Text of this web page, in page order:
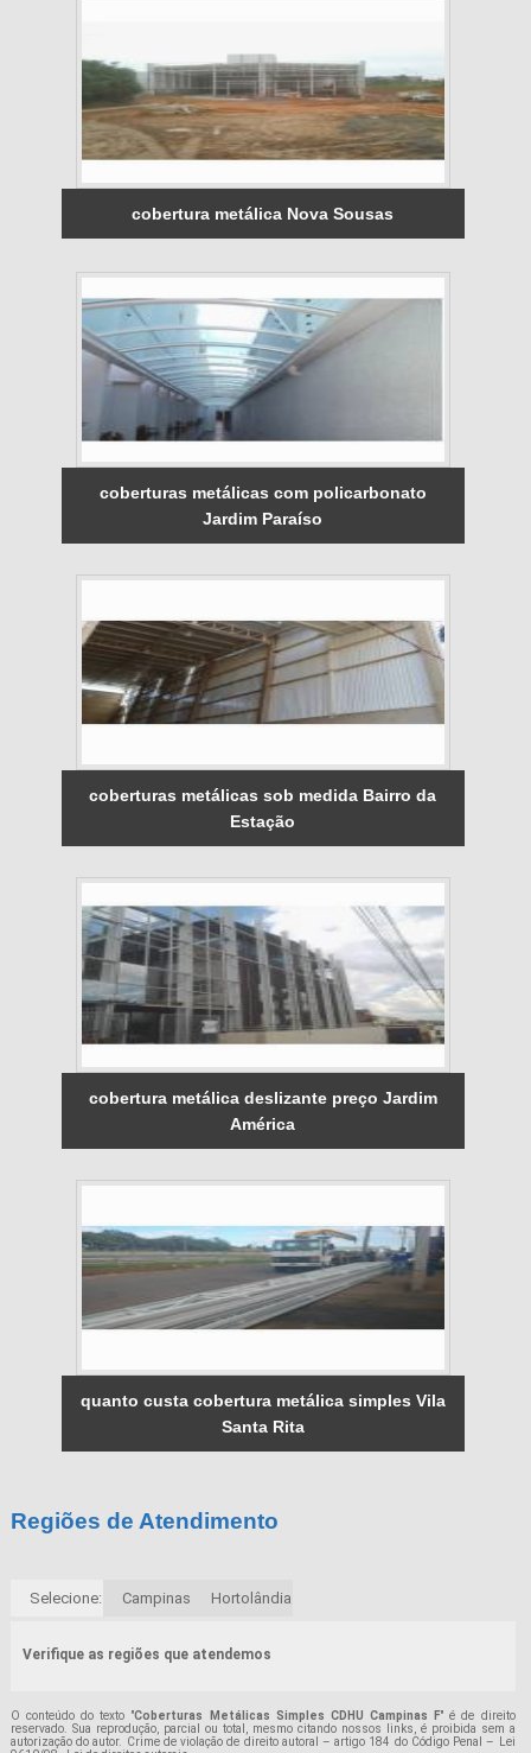
cobertura metálica Nova Sousas
coberturas metálicas com policarbonato
Jardim Paraíso
coberturas metálicas sob medida Bairro da
Estação
cobertura metálica deslizante preço Jardim
América
quanto custa cobertura metálica simples Vila
Santa Rita
Regiões de Atendimento
Selecione: Campinas Hortolândia
Verifique as regiões que atendemos
O conteúdo do texto "Coberturas Metálicas Simples CDHU Campinas F" é de direito
reservado. Sua reprodução, parcial ou total, mesmo citando nossos links, é proibida sem a
autorização do autor. Crime de violação de direito autoral – artigo 184 do Código Penal –
Lei